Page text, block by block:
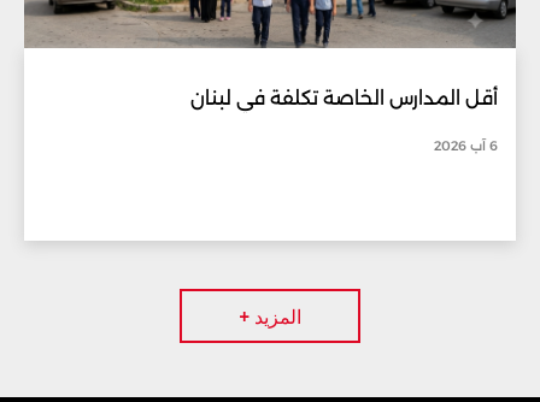
أقل المدارس الخاصة تكلفة في لبنان
6 آب 2026
المزيد +